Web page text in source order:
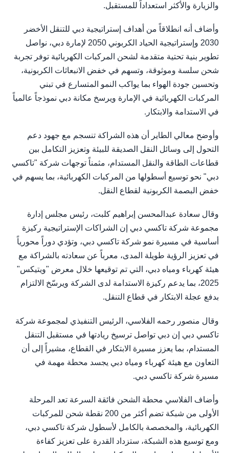
والزيارة والأكثر استعداداً للمستقبل.
وأضاف أنه انطلاقاً من أهداف إستراتيجية دبي للتنقل الأخضر
2030 وإستراتيجية الحياد الكربوني 2050 لإمارة دبي، نواصل
تطوير بنية تحتية متقدمة لشحن المركبات الكهربائية توفر تجربة
شحن سلسة وموثوقة، وتسهم في خفض الانبعاثات الكربونية،
وتحسين جودة الهواء بما يواكب النمو المتسارع في تبني
المركبات الكهربائية في الإمارة ويرسخ مكانة دبي نموذجاً عالمياً
في الاستدامة والابتكار.
وأوضح معالي الطاير أن هذه الشراكة تنسجم مع جهود دعم
التحول إلى وسائل النقل الصديقة للبيئة وتعزيز التكامل بين
قطاعات الطاقة والنقل المستدام، مثمناً توجهات شركة "تاكسي
دبي" نحو توسيع أسطولها من المركبات الكهربائية، بما يسهم في
خفض البصمة الكربونية لقطاع النقل.
وقال سعادة عبدالمحسن إبراهيم كلبت، رئيس مجلس إدارة
مجموعة شركة تاكسي دبي إن الشراكات الإستراتيجية ركيزة
أساسية في مسيرة نمو شركة تاكسي دبي، وتؤدي دوراً محورياً
في تعزيز الرؤية طويلة المدى، معرباً عن سعادته بالشراكة مع
هيئة كهرباء ومياه دبي، التي تم توقيعها خلال معرض "ويتيكس"
2025، بما يدعم ركيزة الاستدامة لدى الشركة ويرسّخ الالتزام
بدفع عجلة الابتكار في قطاع التنقل.
وقال منصور رحمه الفلاسي، الرئيس التنفيذي لمجموعة شركة
تاكسي دبي إن دبي تواصل ترسيخ ريادتها في مستقبل التنقل
المستدام، بما يعزز مسيرة الابتكار في القطاع، مشيراً إلى أن
التعاون مع هيئة كهرباء ومياه دبي يجسد محطة مهمة في
مسيرة شركة تاكسي دبي.
وأضاف الفلاسي محطة الشحن فائقة السرعة تعد المرحلة
الأولى من شبكة تضم أكثر من 200 نقطة شحن للمركبات
الكهربائية، والمخصصة بالكامل لأسطول شركة تاكسي دبي،
ومع توسيع هذه الشبكة، ستزداد القدرة على تعزيز كفاءة